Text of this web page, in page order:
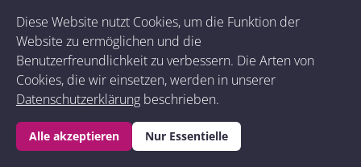
Diese Website nutzt Cookies, um die Funktion der
Website zu ermöglichen und die
Benutzerfreundlichkeit zu verbessern. Die Arten von
Cookies, die wir einsetzen, werden in unserer
Datenschutzerklärung beschrieben.
Alle akzeptieren Nur Essentielle
Premium Yacht Retreat
12.09. bis 19.09. 2026
Erlebe Yoga, Heilung & High Vibes – mitten auf dem
offenen Meer. Tauche ein in dein neues Ich. Der...
Mehr erfahren